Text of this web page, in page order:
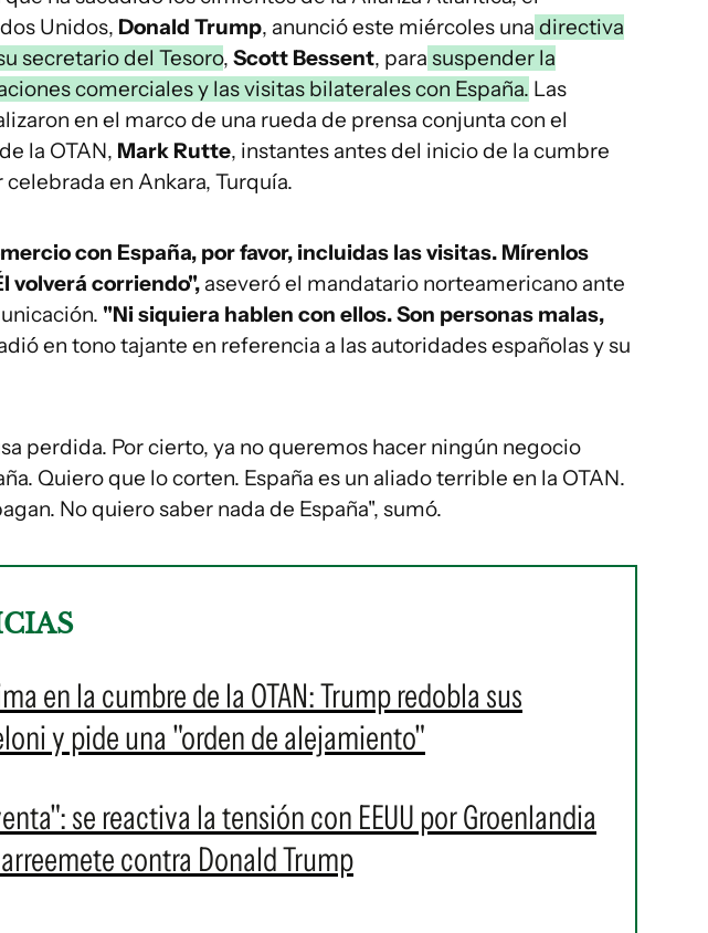
Unidos, Donald Trump, anunció este miércoles una directiva
secretario del Tesoro, Scott Bessent, para suspender la
comerciales y las visitas bilaterales con España. Las
en el marco de una rueda de prensa conjunta con el
la OTAN, Mark Rutte, instantes antes del inicio de la cumbre
en Ankara, Turquía.
con España, por favor, incluidas las visitas. Mírenlos
volverá corriendo", aseveró el mandatario norteamericano ante
"Ni siquiera hablen con ellos. Son personas malas,
en tono tajante en referencia a las autoridades españolas y su
perdida. Por cierto, ya no queremos hacer ningún negocio
Quiero que lo corten. España es un aliado terrible en la OTAN.
No quiero saber nada de España", sumó.
en la cumbre de la OTAN: Trump redobla sus
y pide una "orden de alejamiento"
se reactiva la tensión con EEUU por Groenlandia
contra Donald Trump